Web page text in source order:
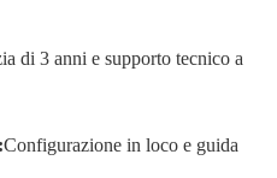
di 3 anni e supporto tecnico a
Configurazione in loco e guida